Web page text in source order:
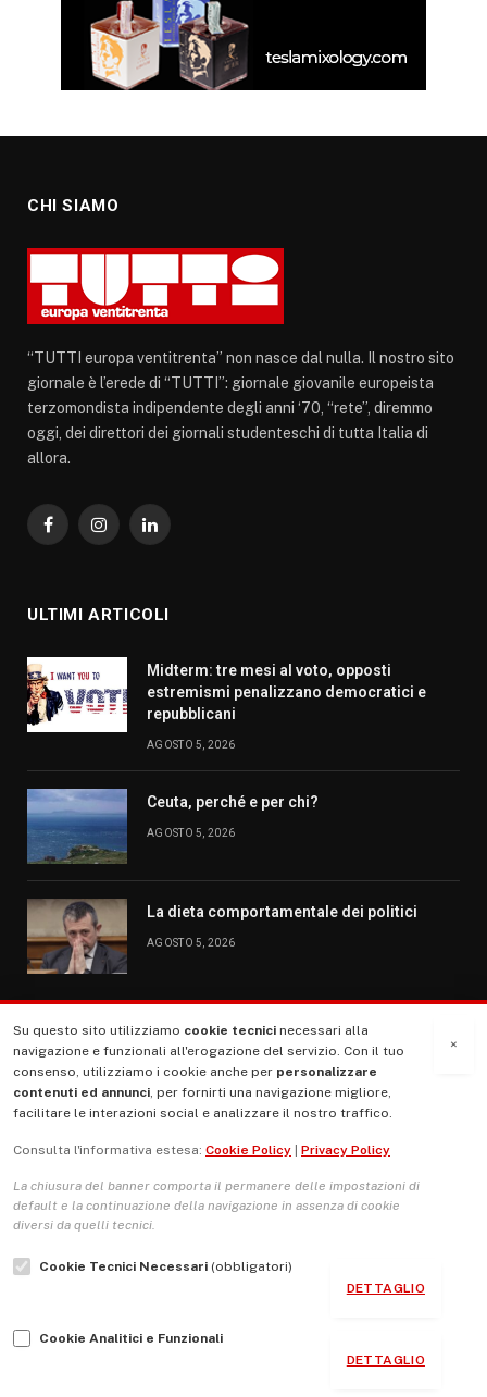
CHI SIAMO
“TUTTI europa ventitrenta” non nasce dal nulla. Il nostro sito
giornale è l’erede di “TUTTI”: giornale giovanile europeista
terzomondista indipendente degli anni ‘70, “rete”, diremmo
oggi, dei direttori dei giornali studenteschi di tutta Italia di
allora.
FacebookInstagramLinkedIn
ULTIMI ARTICOLI
Midterm: tre mesi al voto, opposti
estremismi penalizzano democratici e
repubblicani
AGOSTO 5, 2026
Ceuta, perché e per chi?
AGOSTO 5, 2026
La dieta comportamentale dei politici
AGOSTO 5, 2026
MENU
La Nostra Storia
Le Copertine
L’Associazione
Indirizzo Socio Politico Culturale
Guida per le autrici e gli autori
×
Su questo sito utilizziamo cookie tecnici necessari alla
navigazione e funzionali all'erogazione del servizio. Con il tuo
consenso, utilizziamo i cookie anche per personalizzare
contenuti ed annunci, per fornirti una navigazione migliore,
facilitare le interazioni social e analizzare il nostro traffico.
Consulta l'informativa estesa: Cookie Policy Privacy Policy
La chiusura del banner comporta il permanere delle impostazioni di
default e la continuazione della navigazione in assenza di cookie
diversi da quelli tecnici.
Cookie Tecnici Necessari (obbligatori)
DETTAGLIO
Cookie Analitici e Funzionali
DETTAGLIO